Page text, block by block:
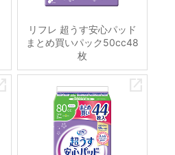
リフレ 超うす安心パッド
まとめ買いパック50cc48
枚